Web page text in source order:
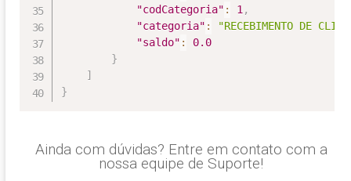
"codCategoria" : 1 ,
"categoria" :
"RECEBIMENTO DE
"saldo" :
0.0
}
]
}
Ainda com dúvidas? Entre em contato com a
nossa equipe de Suporte!